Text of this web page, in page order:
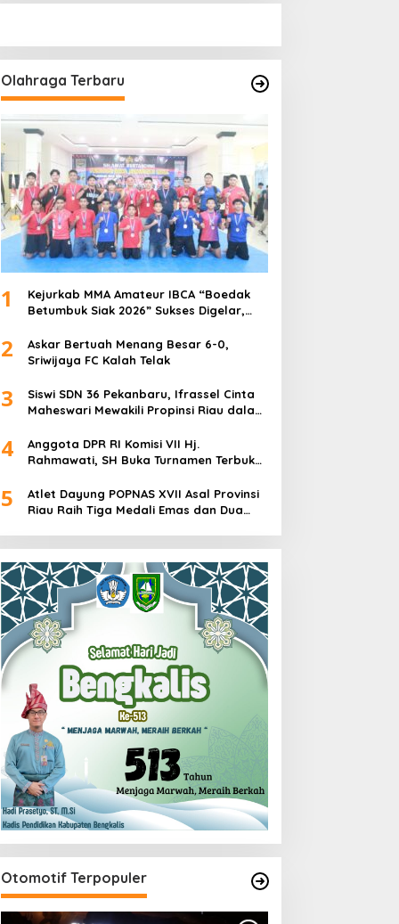
Olahraga Terbaru
1
Kejurkab MMA Amateur IBCA “Boedak
Betumbuk Siak 2026” Sukses Digelar,
2
Askar Bertuah Menang Besar 6-0,
Sriwijaya FC Kalah Telak
3
Siswi SDN 36 Pekanbaru, Ifrassel Cinta
Maheswari Mewakili Propinsi Riau dalam
Senam Putri
4
Anggota DPR RI Komisi VII Hj.
Rahmawati, SH Buka Turnamen Terbuka
Wanita di Kalimantan Utara
5
Atlet Dayung POPNAS XVII Asal Provinsi
Riau Raih Tiga Medali Emas dan Dua
Otomotif Terpopuler